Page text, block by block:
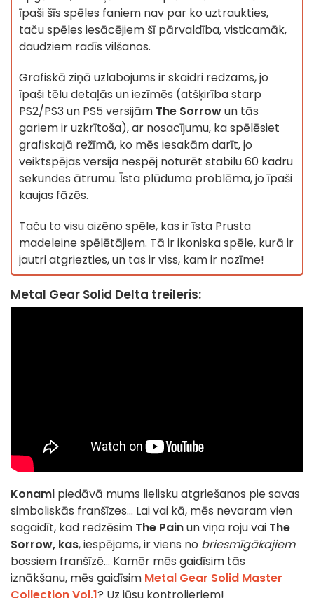
īpaši šīs spēles faniem nav par ko uztraukties,
taču spēles iesācējiem šī pārvaldība, visticamāk,
daudziem radīs vilšanos.
Grafiskā ziņā uzlabojums ir skaidri redzams, jo
īpaši tēlu detaļās un iezīmēs (atšķirība starp
PS2/PS3 un PS5 versijām The Sorrowun tās
gariem ir uzkrītoša), ar nosacījumu, ka spēlēsiet
grafiskajā režīmā, ko mēs iesakām darīt, jo
veiktspējas versija nespēj noturēt stabilu 60 kadru
sekundes ātrumu. Īsta plūduma problēma, jo īpaši
kaujas fāzēs.
Taču to visu aizēno spēle, kas ir īsta Prusta
madeleine spēlētājiem. Tā ir ikoniska spēle, kurā ir
jautri atgriezties, un tas ir viss, kam ir nozīme!
Metal Gear Solid Delta treileris:
Konami piedāvā mums lielisku atgriešanos pie savas
simboliskās franšīzes... Lai vai kā, mēs nevaram vien
sagaidīt, kad redzēsim The Painun viņa roju vai The
Sorrow, kas, iespējams, ir viens no briesmīgākajiem
bossiem franšīzē... Kamēr mēs gaidīsim tās
iznākšanu, mēs gaidīsim Metal Gear Solid Master